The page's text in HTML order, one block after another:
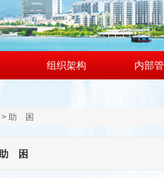
组织架构 内部
> 助 困
助 困